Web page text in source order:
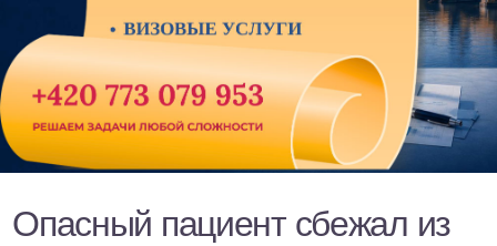
Опасный пациент сбежал из